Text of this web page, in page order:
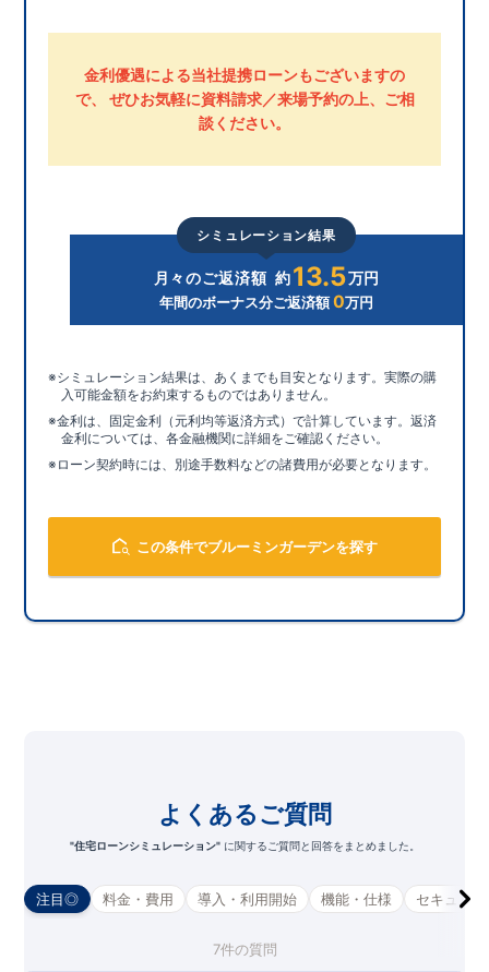
金利優遇による当社提携ローンもございますの
で、
ぜひお気軽に資料請求／来場予約の上、ご相
談ください。
シミュレーション結果
月々のご返済額 約13.5万円
年間のボーナス分ご返済額0万円
シミュレーション結果は、あくまでも目安となります。実際の購
入可能金額をお約束するものではありません。
金利は、固定金利（元利均等返済方式）で計算しています。返済
金利については、各金融機関に詳細をご確認ください。
ローン契約時には、別途手数料などの諸費用が必要となります。
この条件でブルーミンガーデンを探す
よくあるご質問
"住宅ローンシミュレーション"に関するご質問と回答をまとめました。
注目◎ 料金・費用 導入・利用開始 機能・仕様 セキュリ
7件の質問
横浜銀行 0.945%